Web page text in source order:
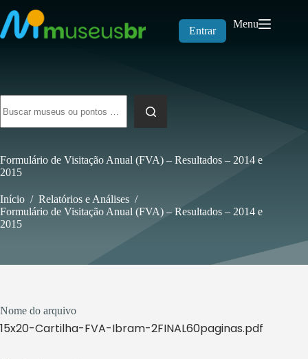
para
o
conteúdo
Entrar
Menu
resultados
Formulário de Visitação Anual (FVA) – Resultados – 2014 e
2015
Início / Relatórios e Análises /
Formulário de Visitação Anual (FVA) – Resultados – 2014 e
2015
Nome do arquivo
15x20-Cartilha-FVA-Ibram-2FINAL60paginas.pdf